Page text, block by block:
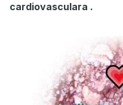
cardiovasculara .